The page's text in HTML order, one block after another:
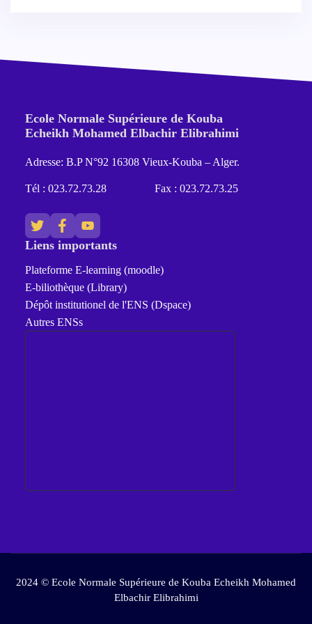
Ecole Normale Supérieure de Kouba
Echeikh Mohamed Elbachir Elibrahimi
Adresse: B.P N°92 16308 Vieux-Kouba – Alger.
Tél : 023.72.73.28 Fax : 023.72.73.25
Liens importants
Plateforme E-learning (moodle)
E-biliothèque (Library)
Dépôt institutionel de l'ENS (Dspace)
Autres ENSs
2024 © Ecole Normale Supérieure de Kouba Echeikh Mohamed
Elbachir Elibrahimi